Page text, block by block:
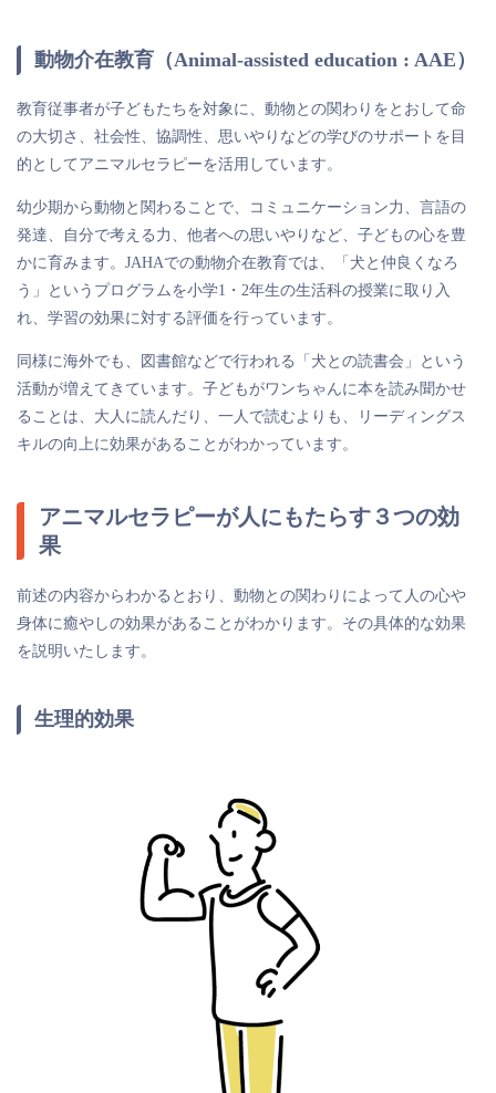
動物介在教育（Animal-assisted education : AAE）
教育従事者が子どもたちを対象に、動物との関わりをとおして命
の大切さ、社会性、協調性、思いやりなどの学びのサポートを目
的としてアニマルセラピーを活用しています。
幼少期から動物と関わることで、コミュニケーション力、言語の
発達、自分で考える力、他者への思いやりなど、子どもの心を豊
かに育みます。JAHAでの動物介在教育では、「犬と仲良くなろ
う」というプログラムを小学1・2年生の生活科の授業に取り入
れ、学習の効果に対する評価を行っています。
同様に海外でも、図書館などで行われる「犬との読書会」という
活動が増えてきています。子どもがワンちゃんに本を読み聞かせ
ることは、大人に読んだり、一人で読むよりも、リーディングス
キルの向上に効果があることがわかっています。
アニマルセラピーが人にもたらす３つの効
果
前述の内容からわかるとおり、動物との関わりによって人の心や
身体に癒やしの効果があることがわかります。その具体的な効果
を説明いたします。
生理的効果